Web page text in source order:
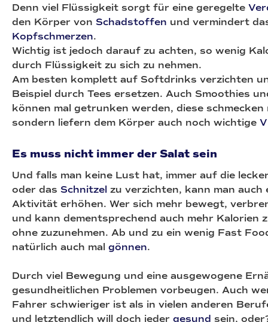
Denn viel Flüssigkeit sorgt für eine geregelte
den Körper von Schadstoffen und vermindert
Kopfschmerzen.
Wichtig ist jedoch darauf zu achten, so wenig
durch Flüssigkeit zu sich zu nehmen.
Am besten komplett auf Softdrinks verzichten
Beispiel durch Tees ersetzen. Auch Smoothies
können mal getrunken werden, diese
sondern liefern dem Körper auch noch wichtige
Es muss nicht immer der Salat sein
Und falls man keine Lust hat, immer auf die
oder das Schnitzel zu verzichten, kann man auch
Aktivität erhöhen. Wer sich mehr bewegt,
und kann dementsprechend auch mehr Kalorien
ohne zuzunehmen. Ab und zu ein wenig Fast
natürlich auch mal gönnen.
Durch viel Bewegung und eine ausgewogene
gesundheitlichen Problemen vorbeugen. Auch
Fahrer schwieriger ist als in vielen anderen
und letztendlich will doch jeder gesund sein,